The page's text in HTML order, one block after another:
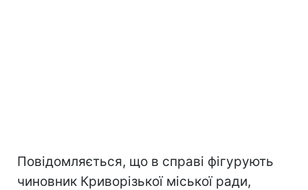
Повідомляється, що в справі фігурують
чиновник Криворізької міської ради,